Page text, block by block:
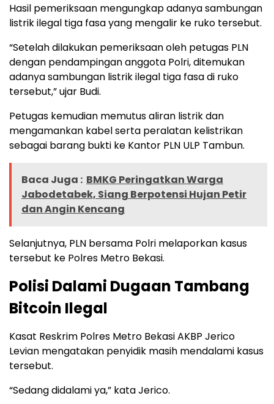
Hasil pemeriksaan mengungkap adanya sambungan
listrik ilegal tiga fasa yang mengalir ke ruko tersebut.
“Setelah dilakukan pemeriksaan oleh petugas PLN
dengan pendampingan anggota Polri, ditemukan
adanya sambungan listrik ilegal tiga fasa di ruko
tersebut,” ujar Budi.
Petugas kemudian memutus aliran listrik dan
mengamankan kabel serta peralatan kelistrikan
sebagai barang bukti ke Kantor PLN ULP Tambun.
Baca Juga : BMKG Peringatkan Warga
Jabodetabek, Siang Berpotensi Hujan Petir
dan Angin Kencang
Selanjutnya, PLN bersama Polri melaporkan kasus
tersebut ke Polres Metro Bekasi.
Polisi Dalami Dugaan Tambang
Bitcoin Ilegal
Kasat Reskrim Polres Metro Bekasi AKBP Jerico
Levian mengatakan penyidik masih mendalami kasus
tersebut.
“Sedang didalami ya,” kata Jerico.